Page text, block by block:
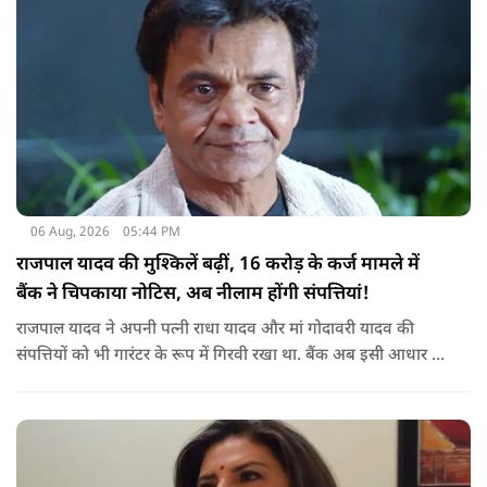
06 Aug, 2026 05:44 PM
राजपाल यादव की मुश्किलें बढ़ीं, 16 करोड़ के कर्ज मामले में
बैंक ने चिपकाया नोटिस, अब नीलाम होंगी संपत्तियां!
राजपाल यादव ने अपनी पत्नी राधा यादव और मां गोदावरी यादव की
संपत्तियों को भी गारंटर के रूप में गिरवी रखा था. बैंक अब इसी आधार पर
वसूली प्रक्रिया चल रही है.